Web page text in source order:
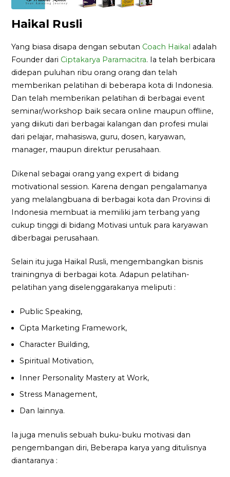
Haikal Rusli
Yang biasa disapa dengan sebutan Coach Haikal adalah
Founder dari Ciptakarya Paramacitra. Ia telah berbicara
didepan puluhan ribu orang orang dan telah
memberikan pelatihan di beberapa kota di Indonesia.
Dan telah memberikan pelatihan di berbagai event
seminar/workshop baik secara online maupun offline,
yang diikuti dari berbagai kalangan dan profesi mulai
dari pelajar, mahasiswa, guru, dosen, karyawan,
manager, maupun direktur perusahaan.
Dikenal sebagai orang yang expert di bidang
motivational session. Karena dengan pengalamanya
yang melalangbuana di berbagai kota dan Provinsi di
Indonesia membuat ia memiliki jam terbang yang
cukup tinggi di bidang Motivasi untuk para karyawan
diberbagai perusahaan.
Selain itu juga Haikal Rusli, mengembangkan bisnis
trainingnya di berbagai kota. Adapun pelatihan-
pelatihan yang diselenggarakanya meliputi :
Public Speaking,
Cipta Marketing Framework,
Character Building,
Spiritual Motivation,
Inner Personality Mastery at Work,
Stress Management,
Dan lainnya.
Ia juga menulis sebuah buku-buku motivasi dan
pengembangan diri, Beberapa karya yang ditulisnya
diantaranya :